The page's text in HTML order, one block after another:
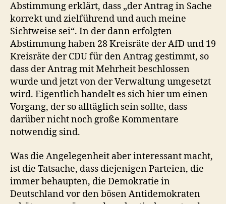
Abstimmung erklärt, dass „der Antrag in Sache
korrekt und zielführend und auch meine
Sichtweise sei“. In der dann erfolgten
Abstimmung haben 28 Kreisräte der AfD und 19
Kreisräte der CDU für den Antrag gestimmt, so
dass der Antrag mit Mehrheit beschlossen
wurde und jetzt von der Verwaltung umgesetzt
wird. Eigentlich handelt es sich hier um einen
Vorgang, der so alltäglich sein sollte, dass
darüber nicht noch große Kommentare
notwendig sind.
Was die Angelegenheit aber interessant macht,
ist die Tatsache, dass diejenigen Parteien, die
immer behaupten, die Demokratie in
Deutschland vor den bösen Antidemokraten